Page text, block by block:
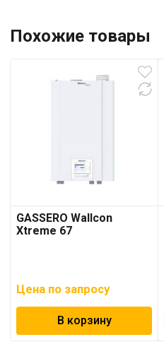
Похожие товары
GASSERO Wallcon
Xtreme 67
Цена по запросу
В корзину